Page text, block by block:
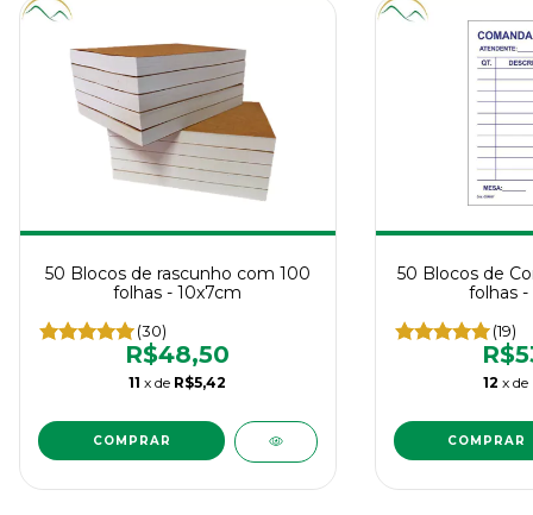
50 Blocos de rascunho com 100
folhas - 10x7cm
(30)
R$48,50
11 x de R$5,42
50 Blocos de
folhas
(19)
12 x de